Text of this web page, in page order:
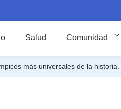
Salud Comunidad
más universales de la historia.